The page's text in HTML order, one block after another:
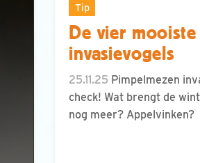
Tip
De vier mooiste
invasievogels
25.11.25 Pimpelmezen
check! Wat brengt de
nog meer? Appelvinken?